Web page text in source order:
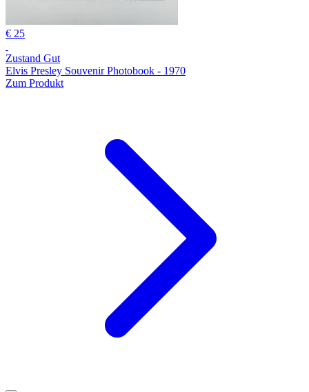
€ 25
Zustand Gut
Elvis Presley Souvenir Photobook - 1970
Zum Produkt